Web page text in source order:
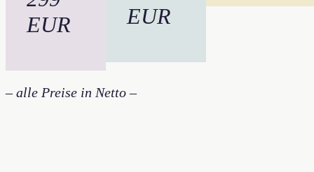
EUR
EUR
– alle Preise in Netto –